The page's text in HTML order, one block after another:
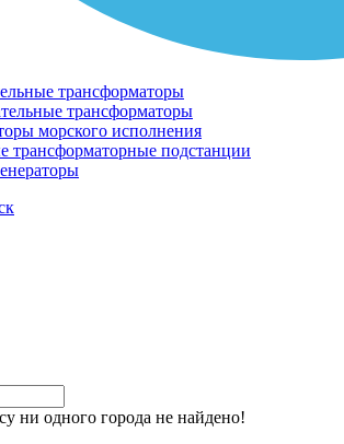
трансформаторы
трансформаторы
морского исполнения
трансформаторные подстанции
ни одного города не найдено!